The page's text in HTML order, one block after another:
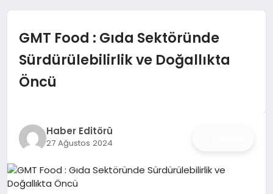
OYUN
ANA DEMO
TEKNOLOJI
GMT Food : Gıda Sektöründe
Sürdürülebilirlik ve Doğallıkta
Öncü
Haber Editörü
27 Ağustos 2024